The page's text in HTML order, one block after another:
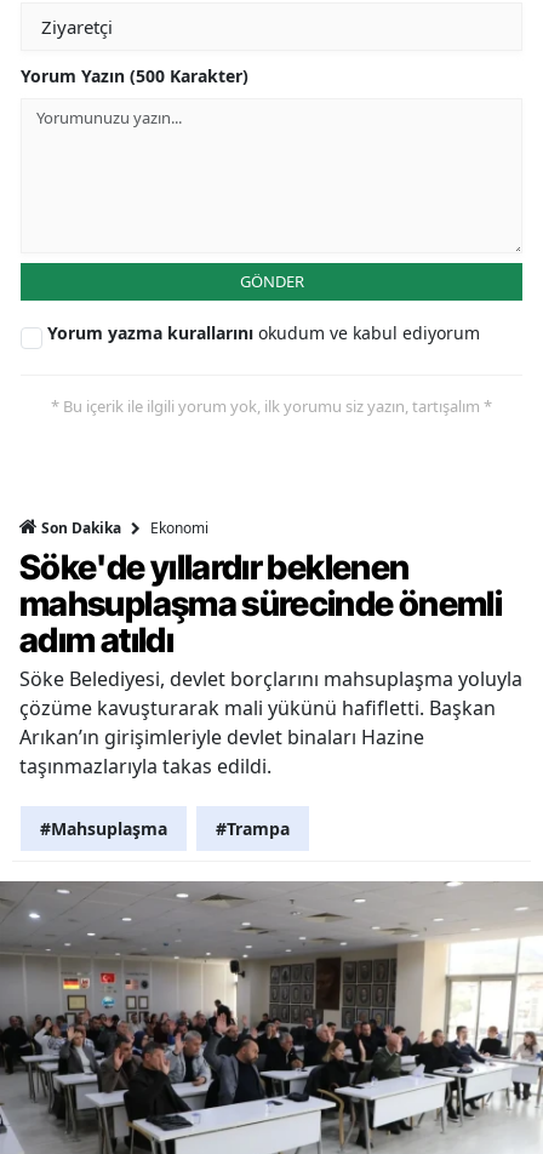
Yorum Yazın (500 Karakter)
GÖNDER
Yorum yazma kurallarını okudum ve kabul ediyorum
* Bu içerik ile ilgili yorum yok, ilk yorumu siz yazın, tartışalım *
Son Dakika Ekonomi
Söke'de yıllardır beklenen
mahsuplaşma sürecinde önemli
adım atıldı
Söke Belediyesi, devlet borçlarını mahsuplaşma yoluyla
çözüme kavuşturarak mali yükünü hafifletti. Başkan
Arıkan’ın girişimleriyle devlet binaları Hazine
taşınmazlarıyla takas edildi.
#Mahsuplaşma #Trampa